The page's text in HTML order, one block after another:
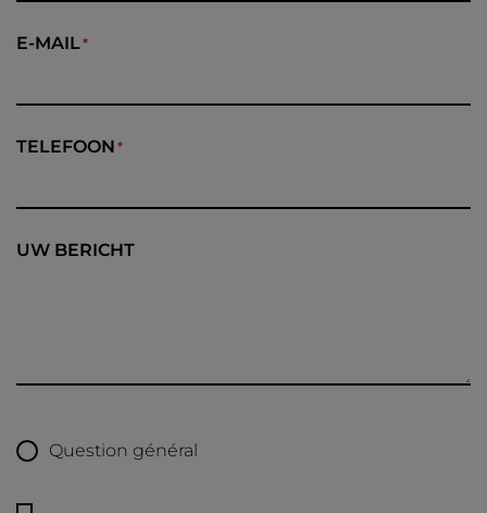
E-MAIL
TELEFOON
UW BERICHT
Question général